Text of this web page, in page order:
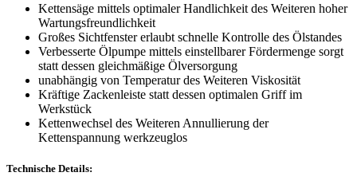
Kettensäge mittels optimaler Handlichkeit des Weiteren hoher
Wartungsfreundlichkeit
Großes Sichtfenster erlaubt schnelle Kontrolle des Ölstandes
Verbesserte Ölpumpe mittels einstellbarer Fördermenge sorgt
statt dessen gleichmäßige Ölversorgung
unabhängig von Temperatur des Weiteren Viskosität
Kräftige Zackenleiste statt dessen optimalen Griff im
Werkstück
Kettenwechsel des Weiteren Annullierung der
Kettenspannung werkzeuglos
Technische Details: